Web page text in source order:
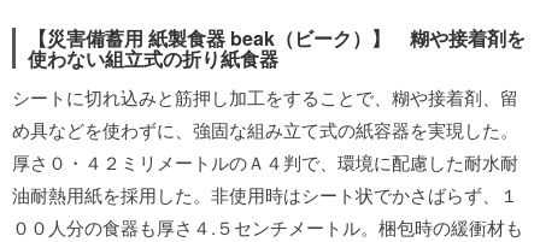
【災害備蓄用 紙製食器 beak（ビーク）】 糊や接着剤を
使わない組立式の折り紙食器
シートに切れ込みと筋押し加工をすることで、糊や接着剤、留
め具などを使わずに、強固な組み立て式の紙容器を実現した。
厚さ０・４２ミリメートルのＡ４判で、環境に配慮した耐水耐
油耐熱用紙を採用した。非使用時はシート状でかさばらず、１
００人分の食器も厚さ４.５センチメートル。梱包時の緩衝材も